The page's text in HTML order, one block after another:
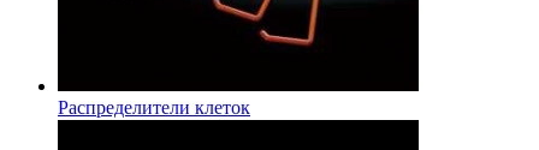
Распределители клеток